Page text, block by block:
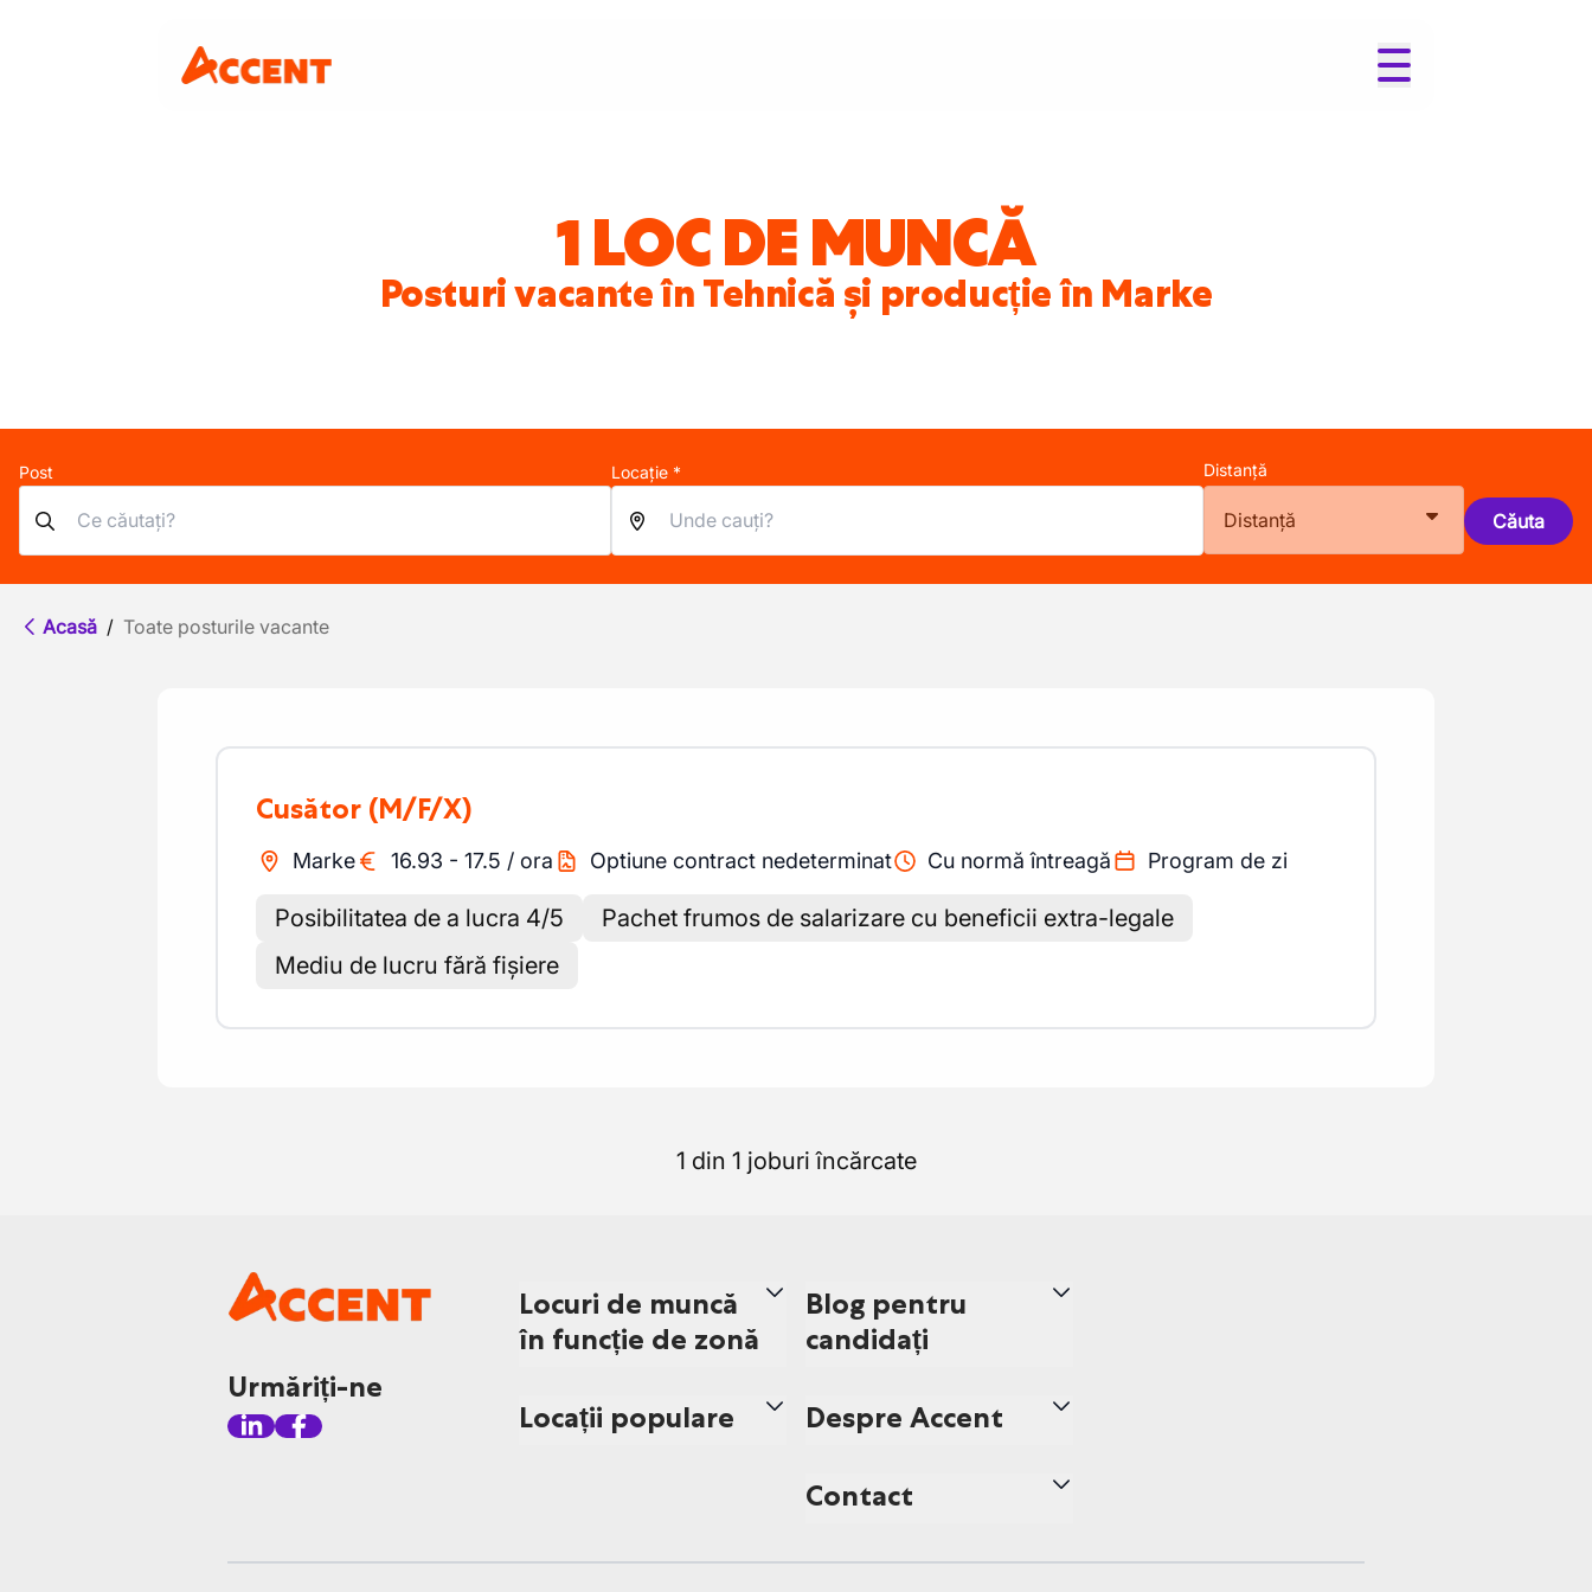
1 LOC DE MUNCĂ
Posturi vacante în Tehnică și producție în Marke
Post Locație * Distanță
Distanță Căuta
Acasă / Toate posturile vacante
Cusător (M/F/X)
Marke 16.93 - 17.5 / ora Optiune contract nedeterminat Cu normă întreagă Program de zi
Posibilitatea de a lucra 4/5
Pachet frumos de salarizare cu beneficii extra-legale
Mediu de lucru fără fișiere
1 din 1 joburi încărcate
Urmăriți-ne
Locuri de muncă
în funcție de zonă
Locații populare
Blog pentru
candidați
Despre Accent
Contact